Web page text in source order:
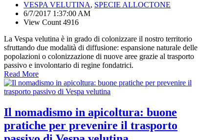
VESPA VELUTINA, SPECIE ALLOCTONE
6/7/2017 1:37:00 AM
View Count 4916
La Vespa velutina è in grado di colonizzare il nostro territorio
sfruttando due modalità di diffusione: espansione naturale delle
popolazioni o colonizzazione di nuove aree grazie al trasporto
passivo e involontario di regine fondatrici.
Read More
Il nomadismo in apicoltura: buone
pratiche per prevenire il trasporto